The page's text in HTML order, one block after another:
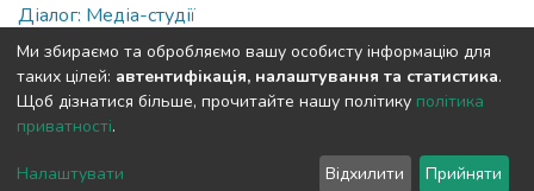
Діалог: Медіа-студії
Full item page
Cookie
End User
Send
Ми збираємо та обробляємо вашу особисту інформацію для
таких цілей: автентифікація, налаштування та статистика.
Щоб дізнатися більше, прочитайте нашу політику політика
приватності.
Налаштувати Відхилити Прийняти